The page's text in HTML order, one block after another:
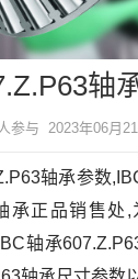
轴
参与 2023年06月
轴承参数
承正品销售处,
轴承